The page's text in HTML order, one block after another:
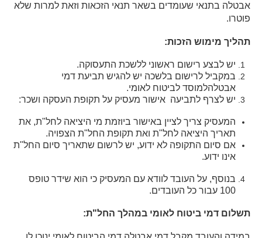
אבטלה בתנאי שעומדים בשאר תנאי הזכאות וזאת למרות שלא
פוטרו.
תהליך מימוש הזכות:
יש לבצע רישום ראשוני ללשכת התעסוקה.
במקביל לרישום בלשכה יש להגיש תביעת דמי
אבטלהלמוסד לביטוח לאומי.
יש לצרף לתביעה אישור מעסיק על תקופת העסקה ושכר:
המעסיק צריך לציין באישור ביוזמת מי היציאה לחל"ת, את
תאריך היציאה לחל"ת ואת תקופת החל"ת הצפויה.
אם סיום התקופה לא ידוע, יש לרשום שתאריך סיום החל"ת
אינו ידוע.
בנוסף, על העובד לוודא עם המעסיק כי הוא שידר טופס
100 עבור כל העובדים.
תשלום דמי ביטוח לאומי במהלך החל"ת: